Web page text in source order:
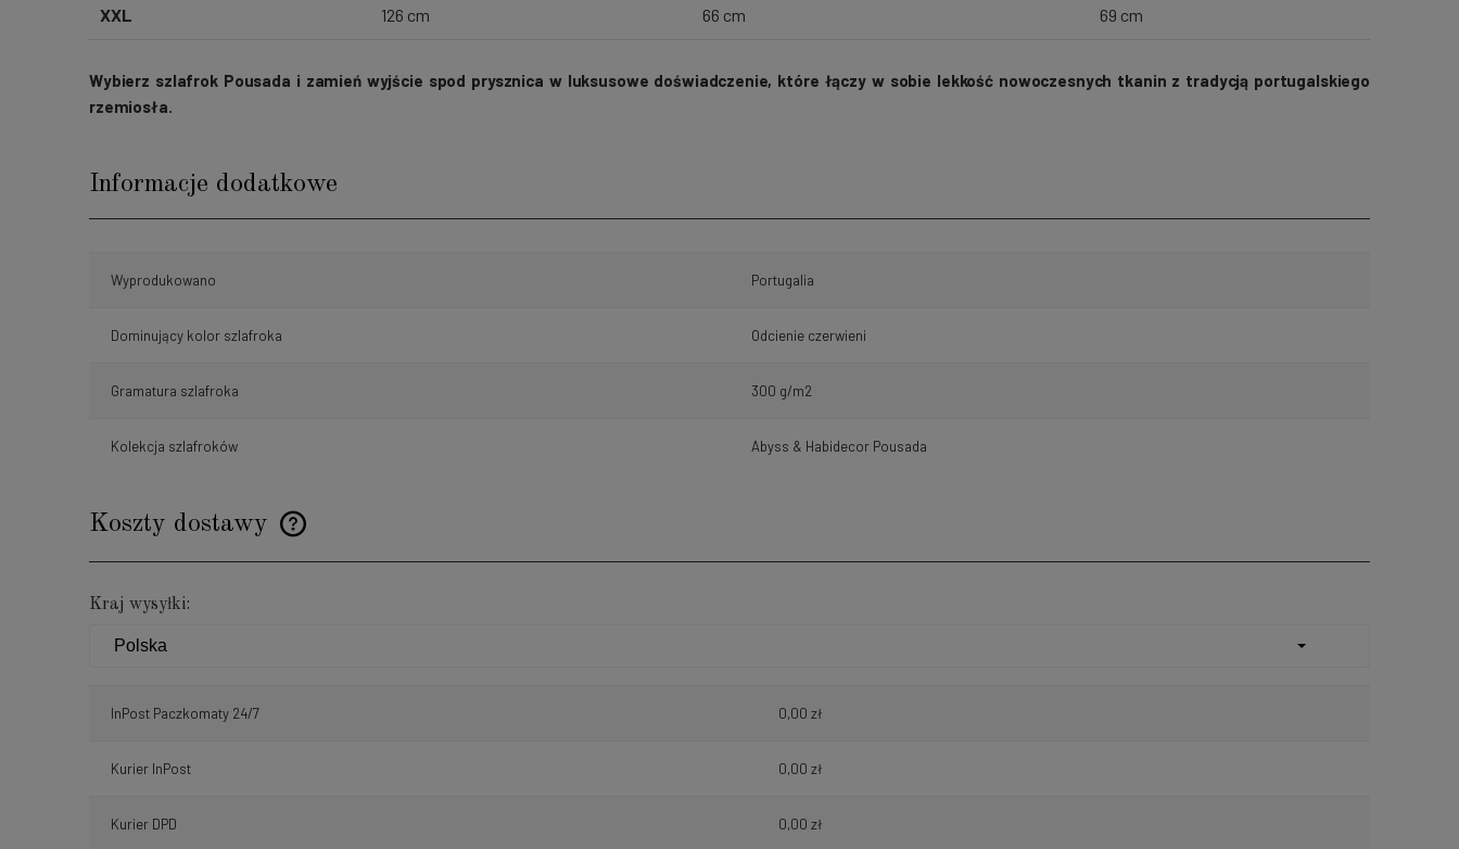
XXL 126 cm 66 cm 69 cm
Wybierz szlafrok Pousada i zamień wyjście spod prysznica w luksusowe doświadczenie, które łączy w sobie lekkość nowoczesnych tkanin z tradycją portugalskiego
rzemiosła.
Informacje dodatkowe
Wyprodukowano Portugalia
Dominujący kolor szlafroka Odcienie czerwieni
Gramatura szlafroka 300 g/m2
Kolekcja szlafroków Abyss & Habidecor Pousada
Koszty dostawy
Kraj wysyłki:
InPost Paczkomaty 24/7 0,00 zł
Kurier InPost 0,00 zł
Kurier DPD 0,00 zł